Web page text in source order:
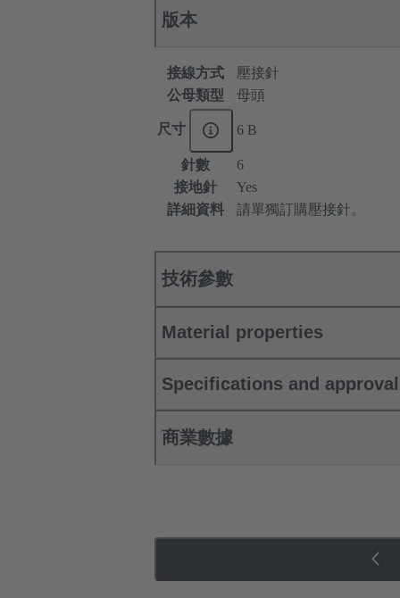
版本
接線方式
壓接針
公母類型
母頭
尺寸 6 B
針數
6
接地針
Yes
詳細資料
請單獨訂購壓接針。
技術參數
Material properties
Specifications and
商業數據